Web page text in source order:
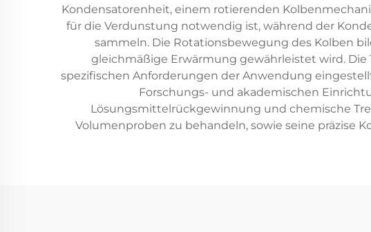
Kondensatorenheit, einem rotierenden
für die Verdunstung notwendig ist, während der
sammeln. Die Rotationsbewegung des Kolben
gleichmäßige Erwärmung gewährleistet wird.
spezifischen Anforderungen der Anwendung
Forschungs- und akademischen
Lösungsmittelrückgewinnung und chemische
Volumenproben zu behandeln, sowie seine präzise